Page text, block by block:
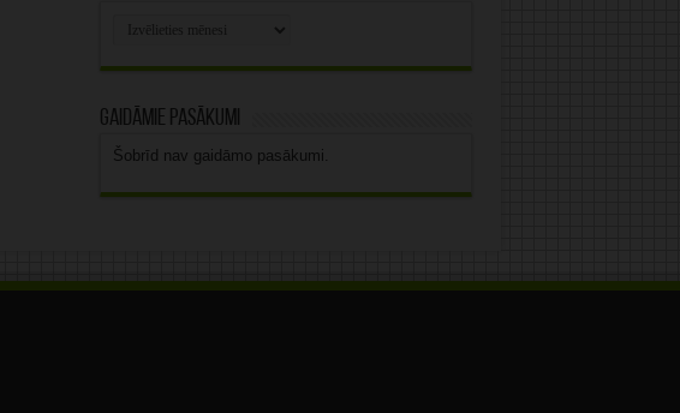
Gaidāmie pasākumi
Šobrīd nav gaidāmo pasākumi.